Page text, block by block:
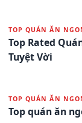
TOP QUÁN ĂN
Top Rated
Tuyệt Vời
TOP QUÁN ĂN
Top quán ăn